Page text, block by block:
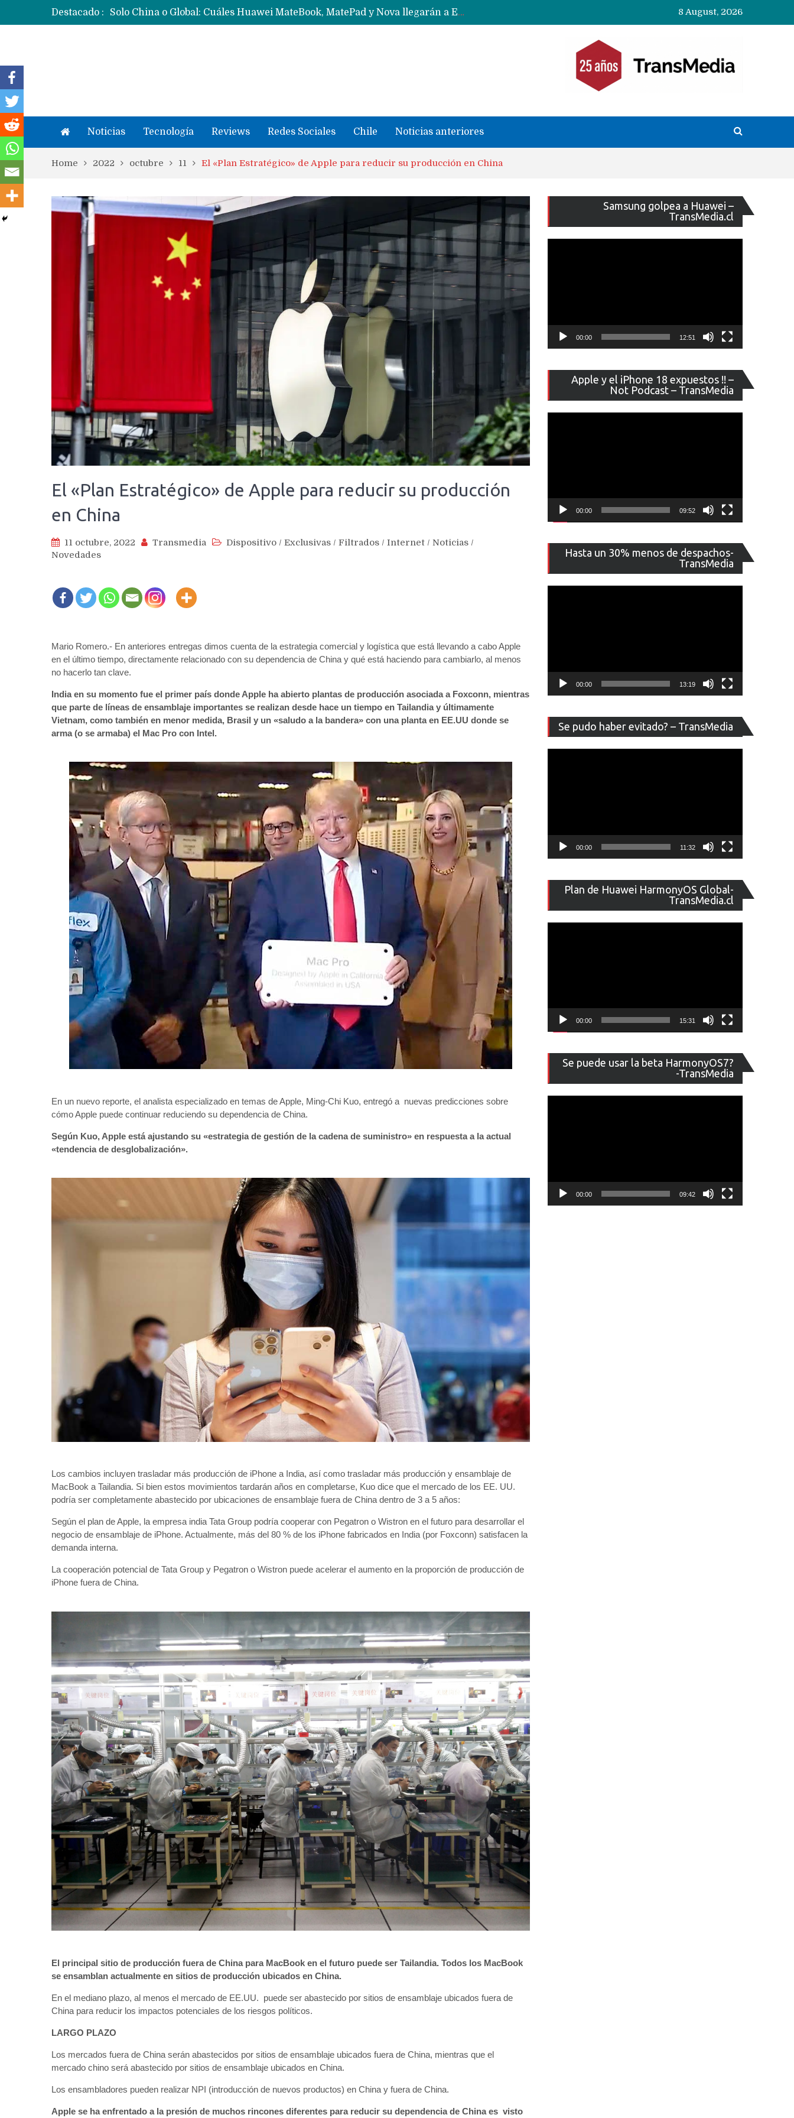
Destacado :
Data Centers de Huawei en Chile, México, Brasil,Perú y Argentina podrían verse afectados por arremetida de EE.UU
Fabricantes suben precios de teléfonos y ganan más dinero en un mercado donde Xiaomi alerta por no mejorar ventas
8 August, 2026
Noticias Tecnología Reviews Redes Sociales Chile Noticias anteriores
Home 2022 octubre 11 El «Plan Estratégico» de Apple para reducir su producción en China
El «Plan Estratégico» de Apple para reducir su producción
en China
11 octubre, 2022 Transmedia Dispositivo / Exclusivas / Filtrados / Internet / Noticias /
Novedades
Mario Romero.- En anteriores entregas dimos cuenta de la estrategia comercial y logística que está llevando a cabo Apple
en el último tiempo, directamente relacionado con su dependencia de China y qué está haciendo para cambiarlo, al menos
no hacerlo tan clave.
India en su momento fue el primer país donde Apple ha abierto plantas de producción asociada a Foxconn, mientras
que parte de líneas de ensamblaje importantes se realizan desde hace un tiempo en Tailandia y últimamente
Vietnam, como también en menor medida, Brasil y un «saludo a la bandera» con una planta en EE.UU donde se
arma (o se armaba) el Mac Pro con Intel.
En un nuevo reporte, el analista especializado en temas de Apple, Ming-Chi Kuo, entregó a nuevas predicciones sobre
cómo Apple puede continuar reduciendo su dependencia de China.
Según Kuo, Apple está ajustando su «estrategia de gestión de la cadena de suministro» en respuesta a la actual
«tendencia de desglobalización».
Los cambios incluyen trasladar más producción de iPhone a India, así como trasladar más producción y ensamblaje de
MacBook a Tailandia. Si bien estos movimientos tardarán años en completarse, Kuo dice que el mercado de los EE. UU.
podría ser completamente abastecido por ubicaciones de ensamblaje fuera de China dentro de 3 a 5 años:
Según el plan de Apple, la empresa india Tata Group podría cooperar con Pegatron o Wistron en el futuro para desarrollar el
negocio de ensamblaje de iPhone. Actualmente, más del 80 % de los iPhone fabricados en India (por Foxconn) satisfacen la
demanda interna.
La cooperación potencial de Tata Group y Pegatron o Wistron puede acelerar el aumento en la proporción de producción de
iPhone fuera de China.
El principal sitio de producción fuera de China para MacBook en el futuro puede ser Tailandia. Todos los MacBook
se ensamblan actualmente en sitios de producción ubicados en China.
En el mediano plazo, al menos el mercado de EE.UU. puede ser abastecido por sitios de ensamblaje ubicados fuera de
China para reducir los impactos potenciales de los riesgos políticos.
LARGO PLAZO
Los mercados fuera de China serán abastecidos por sitios de ensamblaje ubicados fuera de China, mientras que el
mercado chino será abastecido por sitios de ensamblaje ubicados en China.
Los ensambladores pueden realizar NPI (introducción de nuevos productos) en China y fuera de China.
Apple se ha enfrentado a la presión de muchos rincones diferentes para reducir su dependencia de China es visto
Samsung golpea a Huawei –
TransMedia.cl
de
vídeo
00:00 12:51
Apple y el iPhone 18 expuestos !! –
Not Podcast – TransMedia
de
vídeo
00:00 09:52
Hasta un 30% menos de despachos-
TransMedia
de
vídeo
00:00 13:19
Se pudo haber evitado? – TransMedia
de
vídeo
00:00 11:32
Plan de Huawei HarmonyOS Global-
TransMedia.cl
de
vídeo
00:00 15:31
Se puede usar la beta HarmonyOS7?
-TransMedia
de
vídeo
00:00 09:42